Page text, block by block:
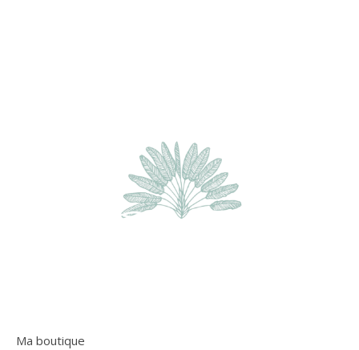
Ma boutique